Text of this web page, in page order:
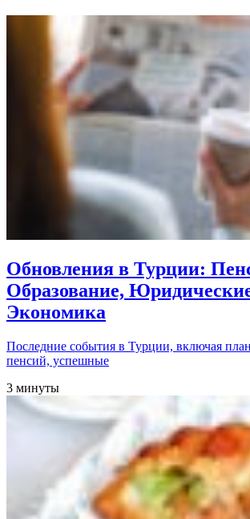
Обновления в Турции:
Образование,
Экономика
Последние события в Турции, включая
пенсий, успешные
3 минуты